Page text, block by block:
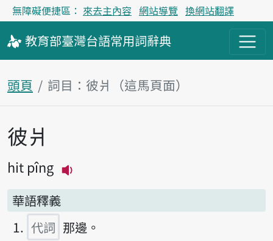
無障礙便捷區： 來去主內容 網站導覽 換網站翻譯
教育部臺灣台語常用詞辭典
頭頁 詞目：彼爿（這馬頁面）
主內容區
彼爿
hit pîng
華語釋義
代詞 那邊。